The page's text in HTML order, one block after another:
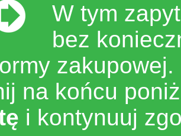
W tym
bez
zakupowej.
na końcu
i kontynuuj